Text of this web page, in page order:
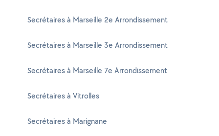
Secrétaires à Marseille 2e Arrondissement
Secrétaires à Marseille 3e Arrondissement
Secrétaires à Marseille 7e Arrondissement
Secrétaires à Vitrolles
Secrétaires à Marignane